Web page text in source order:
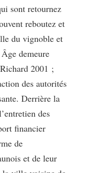
sont retournez
reboutez et
du vignoble et
demeure
2001 ;
des autorités
Derrière la
des
financier
de
et de leur